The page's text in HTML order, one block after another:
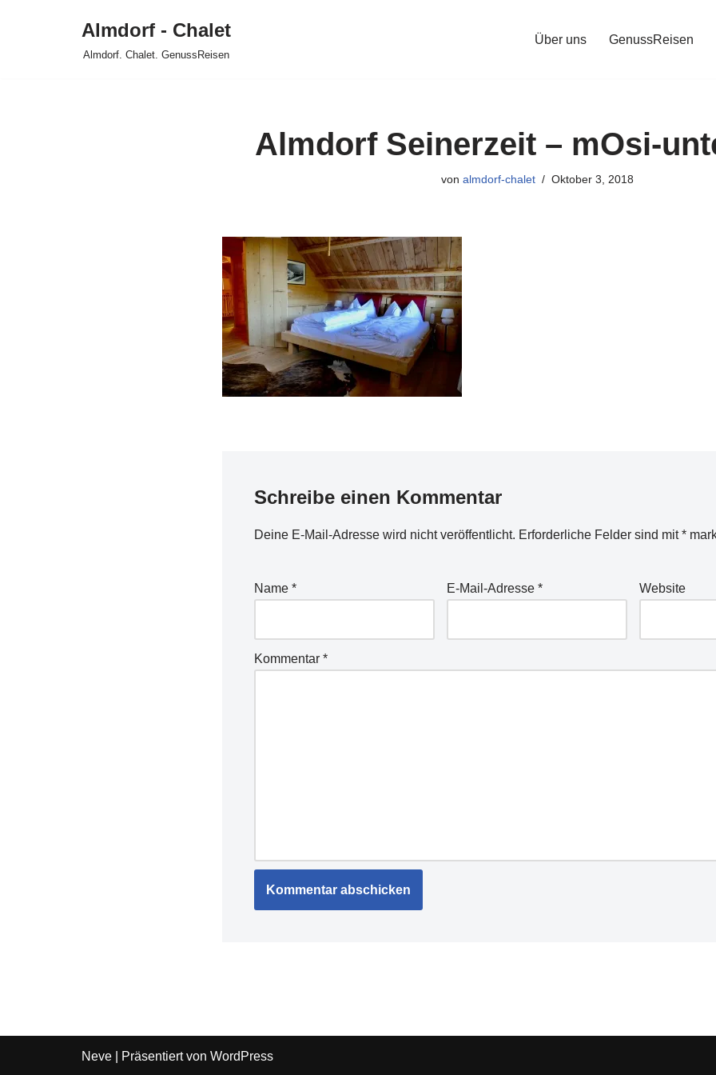
Almdorf - Chalet
Almdorf. Chalet. GenussReisen
Über uns GenussReisen
Almdorf Seinerzeit – mOsi-
von almdorf-chalet Oktober 3, 2018
Schreibe einen Kommentar
Deine E-Mail-Adresse wird nicht veröffentlicht. Erforderliche Felder sind mit*
Name * E-Mail-Adresse * Website
Kommentar *
Neve | Präsentiert von WordPress